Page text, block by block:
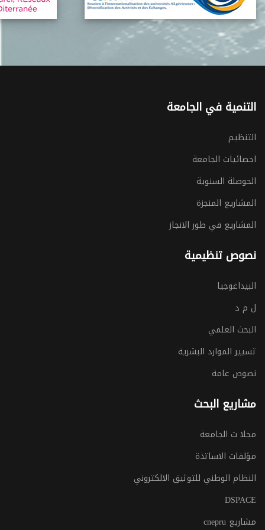
التنمية في الجامعة
التنظيم
احصائيات الجامعة
الحوصلة السنوية
المشاريع المنجزة
المشاريع في طور الانجاز
نصوص تنظيمية
البيداغوجيا
ل م د
البحث العلمي
تسيير الموارد البشرية
نصوص عامة
مشاريع البحث
مجلا ت الجامعة
مؤلفات الاساتذة
النظام الوطني للتوثيق الالكتروني
DSPACE
مشاريع cnepru